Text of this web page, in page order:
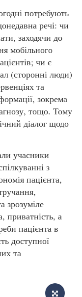
потребують
речі: чи
заходячи до
мобільного
чи є
(сторонні люди)
та
зокрема
тощо. Тому
діалог щодо
учасники
з
пацієнта,
зрозуміле
приватність, а
пацієнта в
доступної
та